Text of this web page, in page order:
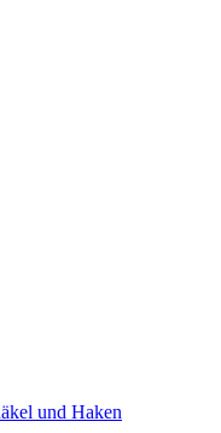
und Haken